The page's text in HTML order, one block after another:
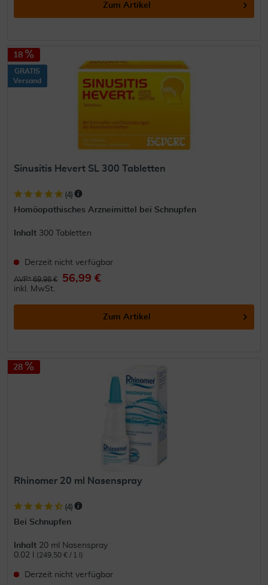
Zum Artikel
18
GRATIS
Versand
Sinusitis Hevert SL 300 Tabletten
(4)
Homöopathisches Arzneimittel bei Schnupfen
Inhalt 300 Tabletten
Derzeit nicht verfügbar
AVP* 69,98 € 56,99 €
inkl. MwSt.
Zum Artikel
28
Rhinomer 20 ml Nasenspray
(4)
Bei Schnupfen
Inhalt 20 ml Nasenspray
0.02 l
(249,50 € / 1 l)
Derzeit nicht verfügbar